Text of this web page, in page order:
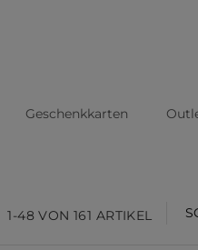
Geschenkkarten
1-48 VON 161 ARTIKEL